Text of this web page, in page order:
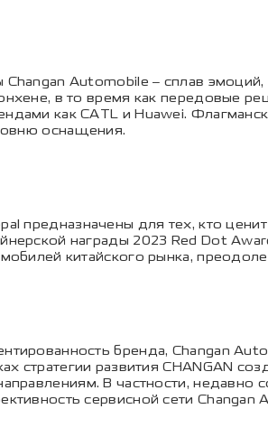
Automobile – сплав
в то время как передовые
как CATL и Huawei.
оснащения.
предназначены для тех, кто
награды 2023 Red Dot
китайского рынка,
бренда, Changan
стратегии развития CHANGAN
В частности, недавно
сервисной сети Changan